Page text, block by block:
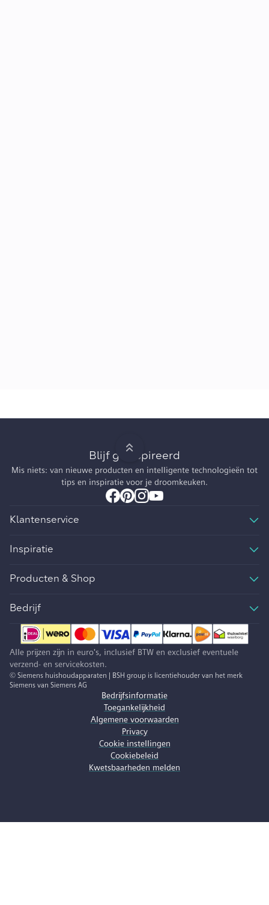
Blijf geïnspireerd
Mis niets: van nieuwe producten en intelligente technologieën tot
tips en inspiratie voor je droomkeuken.
Klantenservice
Inspiratie
Producten & Shop
Bedrijf
Alle prijzen zijn in euro's, inclusief BTW en exclusief eventuele
verzend- en servicekosten.
© Siemens huishoudapparaten | BSH group is licentiehouder van het merk
Siemens van Siemens AG
Bedrijfsinformatie
Toegankelijkheid
Algemene voorwaarden
Privacy
Cookie instellingen
Cookiebeleid
Kwetsbaarheden melden